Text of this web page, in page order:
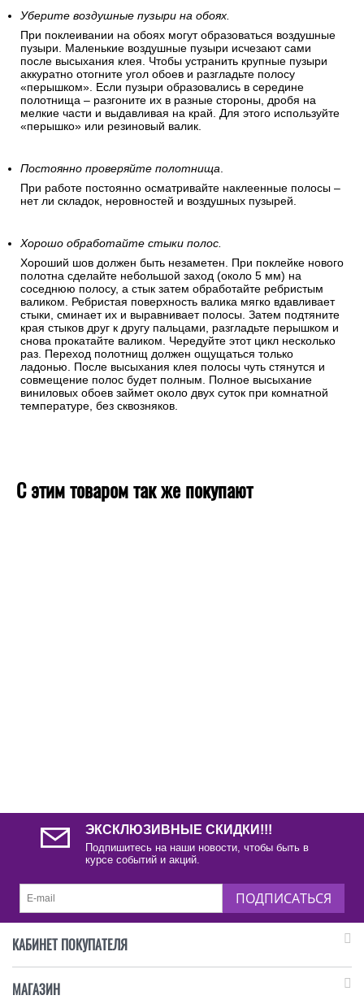
Уберите воздушные пузыри на обоях.
При поклеивании на обоях могут образоваться воздушные
пузыри. Маленькие воздушные пузыри исчезают сами
после высыхания клея. Чтобы устранить крупные пузыри
аккуратно отогните угол обоев и разгладьте полосу
«перышком». Если пузыри образовались в середине
полотнища – разгоните их в разные стороны, дробя на
мелкие части и выдавливая на край. Для этого используйте
«перышко» или резиновый валик.
Постоянно проверяйте полотнища.
При работе постоянно осматривайте наклеенные полосы –
нет ли складок, неровностей и воздушных пузырей.
Хорошо обработайте стыки полос.
Хороший шов должен быть незаметен. При поклейке нового
полотна сделайте небольшой заход (около 5 мм) на
соседнюю полосу, а стык затем обработайте ребристым
валиком. Ребристая поверхность валика мягко вдавливает
стыки, сминает их и выравнивает полосы. Затем подтяните
края стыков друг к другу пальцами, разгладьте перышком и
снова прокатайте валиком. Чередуйте этот цикл несколько
раз. Переход полотнищ должен ощущаться только
ладонью. После высыхания клея полосы чуть стянутся и
совмещение полос будет полным. Полное высыхание
виниловых обоев займет около двух суток при комнатной
температуре, без сквозняков.
С этим товаром так же покупают
ЭКСКЛЮЗИВНЫЕ СКИДКИ!!!
Подпишитесь на наши новости, чтобы быть в
курсе событий и акций.
ПОДПИСАТЬСЯ
КАБИНЕТ ПОКУПАТЕЛЯ
МАГАЗИН